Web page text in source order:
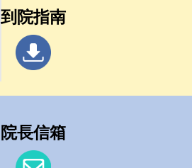
到院指南
院長信箱